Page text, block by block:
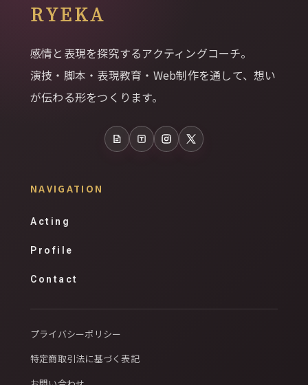
RYEKA
感情と表現を探究するアクティングコーチ。
演技・脚本・表現教育・Web制作を通して、想い
が伝わる形をつくります。
note TalesInstagram
X
NAVIGATION
Acting
Profile
Contact
プライバシーポリシー
特定商取引法に基づく表記